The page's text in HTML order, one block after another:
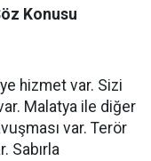
Konusu
hizmet var. Sizi
Malatya ile diğer
var. Terör
Sabırla